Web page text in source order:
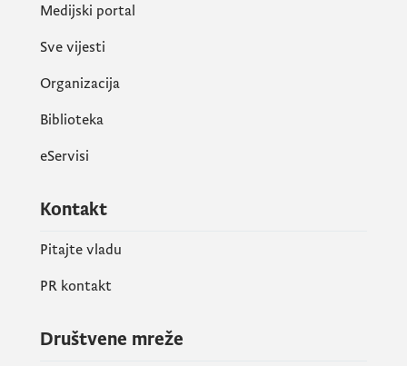
Medijski portal
Sve vijesti
Organizacija
Biblioteka
eServisi
Kontakt
Pitajte vladu
PR kontakt
Društvene mreže